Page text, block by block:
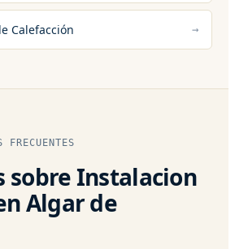
Calefacción
FRECUENTES
sobre Instalacion
Algar de